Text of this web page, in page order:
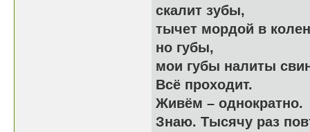
скалит зубы,
тычет мордой в
но губы,
мои губы налиты
Всё проходит.
Живём – однократно.
Знаю. Тысячу раз